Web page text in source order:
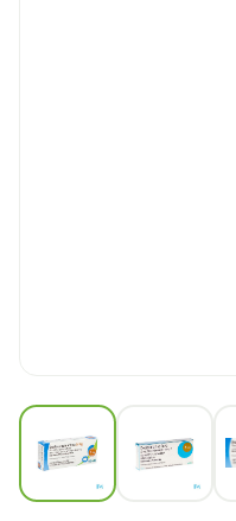
View larger image